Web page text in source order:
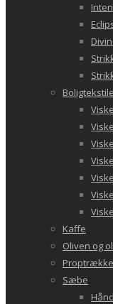
Kaffe
Oliven og
Sæbe